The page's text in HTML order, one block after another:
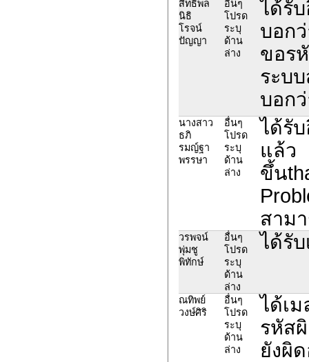
สิทธิพล
นิธิ
โรจน์
ปัญญา
อื่นๆ
โปรด
ระบุ
ด้าน
ล่าง
ได้รั
บอก
ขอร
ระบ
บอก
นางสาว
ธภิ
รมญ์ฐา​
พรรษา​
อื่นๆ
โปรด
ระบุ
ด้าน
ล่าง
ได้รั
แล้ว
ขึ้น
สาม
วรพจน์
พุ่มชู
พิทักษ์
อื่นๆ
โปรด
ระบุ
ด้าน
ล่าง
ได้รั
ณทิพย์
วงษ์ศิริ
อื่นๆ
โปรด
ระบุ
ด้าน
ล่าง
ได้เ
รหัส
ยังผิ